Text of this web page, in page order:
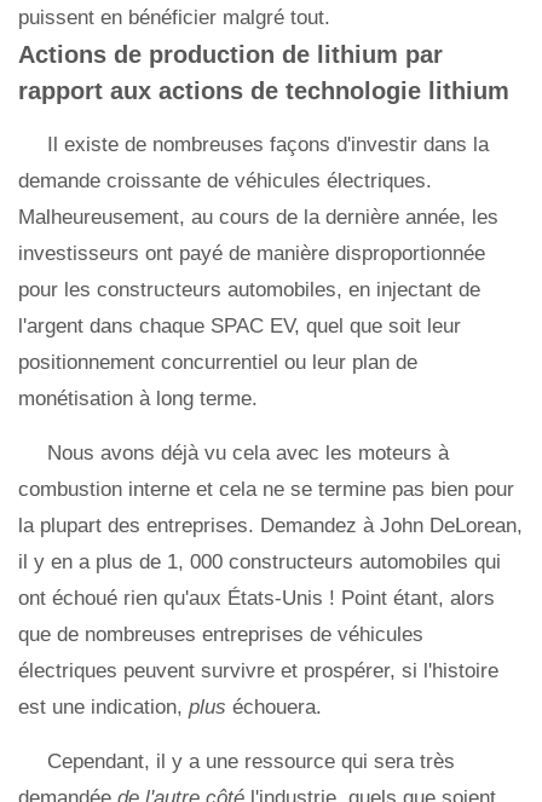
puissent en bénéficier malgré tout.
Actions de production de lithium par
rapport aux actions de technologie lithium
Il existe de nombreuses façons d'investir dans la
demande croissante de véhicules électriques.
Malheureusement, au cours de la dernière année, les
investisseurs ont payé de manière disproportionnée
pour les constructeurs automobiles, en injectant de
l'argent dans chaque SPAC EV, quel que soit leur
positionnement concurrentiel ou leur plan de
monétisation à long terme.
Nous avons déjà vu cela avec les moteurs à
combustion interne et cela ne se termine pas bien pour
la plupart des entreprises. Demandez à John DeLorean,
il y en a plus de 1, 000 constructeurs automobiles qui
ont échoué rien qu'aux États-Unis ! Point étant, alors
que de nombreuses entreprises de véhicules
électriques peuvent survivre et prospérer, si l'histoire
est une indication, plus échouera.
Cependant, il y a une ressource qui sera très